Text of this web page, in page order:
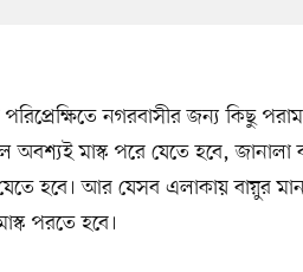
নগরবাসীর জন্য কিছু
অবশ্যই মাস্ক পরে যেতে হবে, জানালা
হবে। আর যেসব এলাকায় বায়ুর
পরতে হবে।